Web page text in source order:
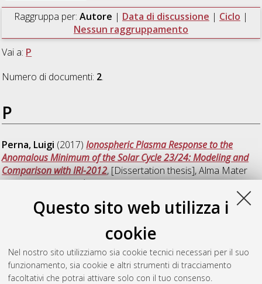
Questo sito web utilizza i
cookie
Nel nostro sito utilizziamo sia cookie tecnici necessari per il suo
funzionamento, sia cookie e altri strumenti di tracciamento
facoltativi che potrai attivare solo con il tuo consenso.
Raggruppa per: Autore | Data di discussione | Ciclo |
Nessun raggruppamento
Vai a: P
Numero di documenti: 2.
P
Perna, Luigi (2017)Ionospheric Plasma Response to the
Anomalous Minimum of the Solar Cycle 23/24: Modeling and
Comparison with IRI-2012, [Dissertation thesis], Alma Mater
Studiorum Università di Bologna. Dottorato di ricerca in
, 29 Ciclo. DOI 10.6092/unibo/amsdottorato/7861.
Pignalberi, Alessio(2019)A three-dimensional regional
assimilative model of the ionospheric electron density
[Dissertation thesis], Alma Mater Studiorum Università di
Bologna. Dottorato di ricerca inGeofisica , 31 Ciclo. DOI
10.6092/unibo/amsdottorato/8888.